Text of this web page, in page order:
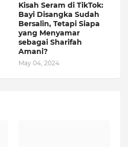
Kisah Seram di TikTok:
Bayi Disangka Sudah
Bersalin, Tetapi Siapa
yang Menyamar
sebagai Sharifah
Amani?
May 04, 2024